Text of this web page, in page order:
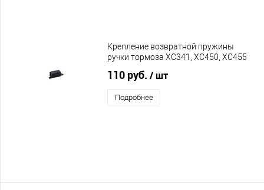
Крепление возвратной пружины
ручки тормоза XC341, XC450, XC455
110 руб. / шт
Подробнее